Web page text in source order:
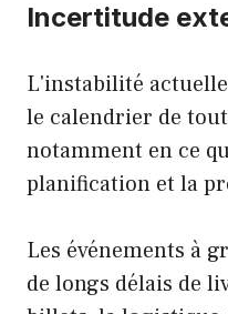
Incertitude
L'instabilité
le calendrier de
notamment en ce
planification et la
Les événements à
de longs délais de